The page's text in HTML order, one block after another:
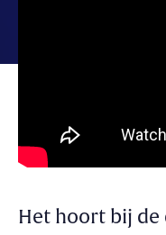
Het hoort bij de